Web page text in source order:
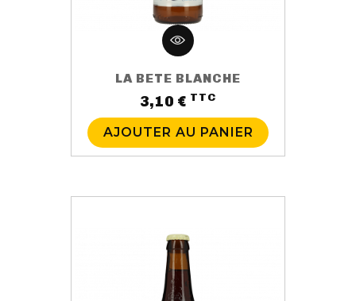
LA BETE BLANCHE
3,10 € TTCPrix
AJOUTER AU PANIER